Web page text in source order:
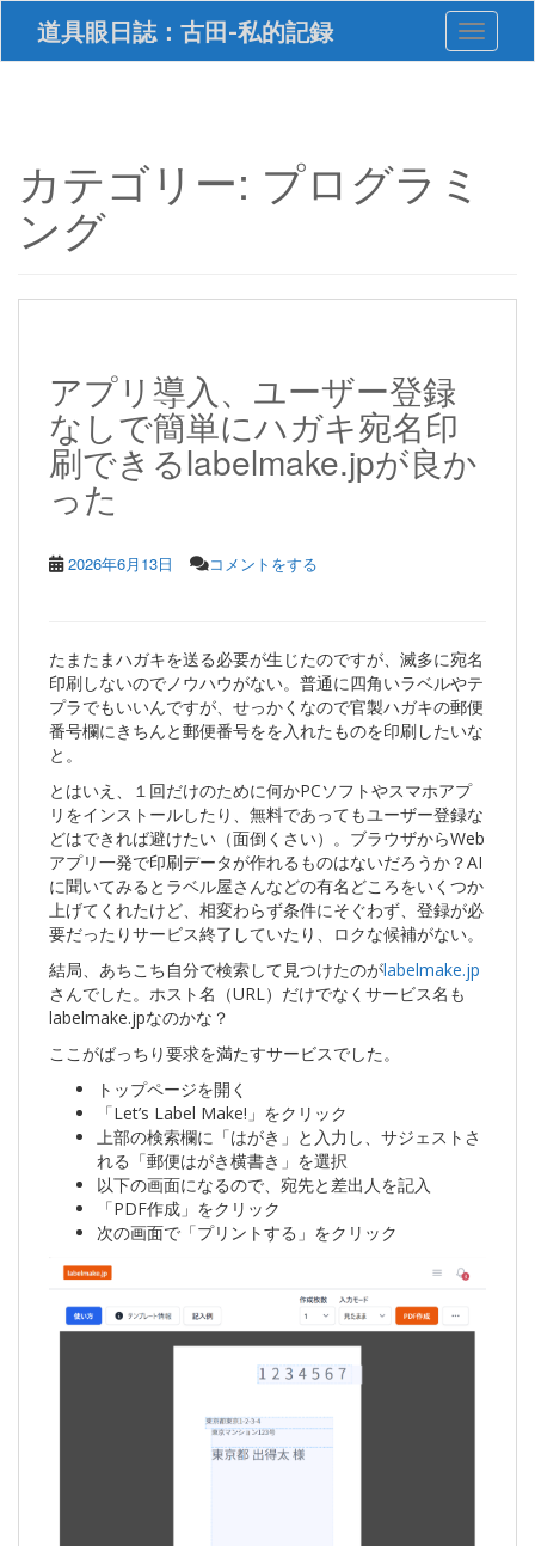
i
道具眼日誌：古田-私的記録 Toggle
カテゴリー: プログラミ
ング
アプリ導入、ユーザー登録
なしで簡単にハガキ宛名印
刷できるlabelmake.jpが良か
った
2026年6月13日 コメントをする
たまたまハガキを送る必要が生じたのですが、滅多に宛名
印刷しないのでノウハウがない。普通に四角いラベルやテ
プラでもいいんですが、せっかくなので官製ハガキの郵便
番号欄にきちんと郵便番号をを入れたものを印刷したいな
と。
とはいえ、１回だけのために何かPCソフトやスマホアプ
リをインストールしたり、無料であってもユーザー登録な
どはできれば避けたい（面倒くさい）。ブラウザからWeb
アプリ一発で印刷データが作れるものはないだろうか？AI
に聞いてみるとラベル屋さんなどの有名どころをいくつか
上げてくれたけど、相変わらず条件にそぐわず、登録が必
要だったりサービス終了していたり、ロクな候補がない。
結局、あちこち自分で検索して見つけたのがlabelmake.jp
さんでした。ホスト名（URL）だけでなくサービス名も
labelmake.jpなのかな？
ここがばっちり要求を満たすサービスでした。
トップページを開く
「Let’s Label Make!」をクリック
上部の検索欄に「はがき」と入力し、サジェストさ
れる「郵便はがき横書き」を選択
以下の画面になるので、宛先と差出人を記入
「PDF作成」をクリック
次の画面で「プリントする」をクリック